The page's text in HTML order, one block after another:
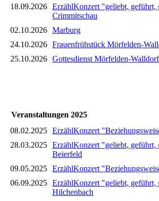
18.09.2026 ErzählKonzert "geliebt, geführt,
Crimmitschau
02.10.2026 Marburg
24.10.2026 Frauenfrühstück Mörfelden-
25.10.2026 Gottesdienst Mörfelden-Walldorf
Veranstaltungen 2025
08.02.2025 ErzählKonzert
28.03.2025 ErzählKonzert "geliebt, geführt,
Beierfeld
09.05.2025 ErzählKonzert
06.09.2025 ErzählKonzert "geliebt, geführt,
Hilchenbach